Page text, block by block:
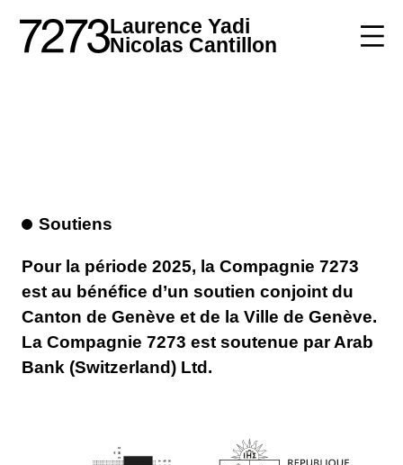
Laurence Yadi
Nicolas Cantillon
Soutiens
Pour la période 2025, la Compagnie 7273
est au bénéfice d’un soutien conjoint du
Canton de Genève et de la Ville de Genève.
La Compagnie 7273 est soutenue par Arab
Bank (Switzerland) Ltd.